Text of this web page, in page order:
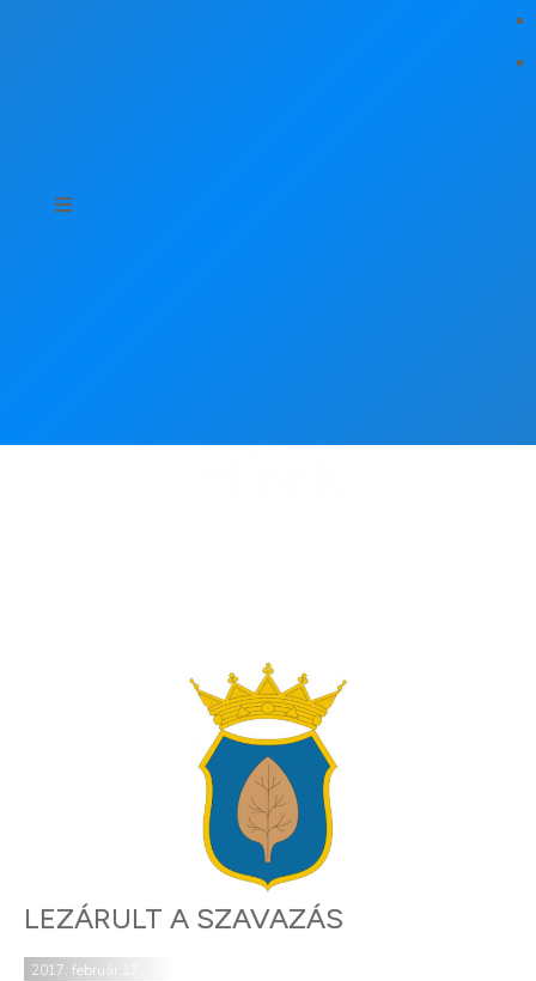
LEZÁRULT A SZAVAZÁS
2017. február 17.